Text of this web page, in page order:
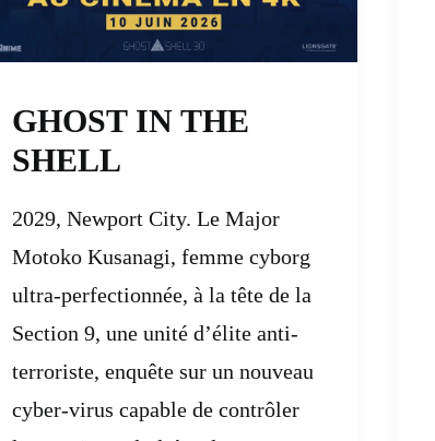
GHOST IN THE
SHELL
2029, Newport City. Le Major
Motoko Kusanagi, femme cyborg
ultra-perfectionnée, à la tête de la
Section 9, une unité d’élite anti-
terroriste, enquête sur un nouveau
cyber-virus capable de contrôler